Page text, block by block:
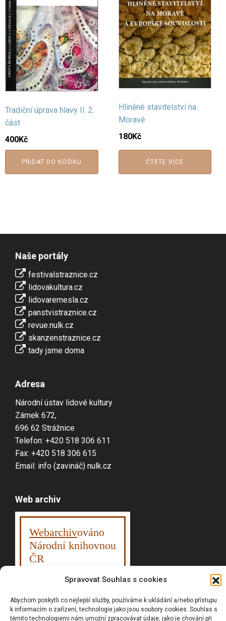
Spravovat Souhlas s cookies
Abychom poskytli co nejlepší služby, používáme k ukládání a/nebo přístupu
k informacím o zařízení, technologie jako jsou soubory cookies. Souhlas s
těmito technologiemi nám umožní zpracovávat údaje, jako je chování při
Tradiční úprava hlavy II. 2.
část
400Kč
PŘIDAT DO KOŠÍKU
Hliněné stavitelství na
Moravě
180Kč
ČTĚTE VÍCE
Naše portály
festivalstraznice.cz
lidovakultura.cz
lidovaremesla.cz
panstvistraznice.cz
revue.nulk.cz
skanzenstraznice.cz
tady jsme doma
Adresa
Národní ústav lidové kultury
Zámek 672,
696 62 Strážnice
Telefon: +420 518 306 611
Fax: +420 518 306 615
Email: info (zavináč) nulk.cz
Web archiv
Webarchivováno
Národní knihovnou
ČR
Vyhledávání